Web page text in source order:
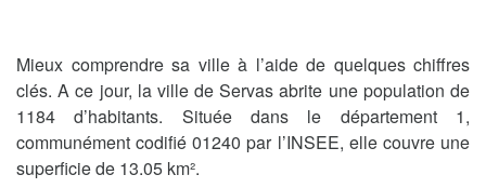
Mieux comprendre sa ville à l’aide de quelques chiffres
clés. A ce jour, la ville de Servas abrite une population de
1184 d’habitants. Située dans le département 1,
communément codifié 01240 par l’INSEE, elle couvre une
superficie de 13.05 km².